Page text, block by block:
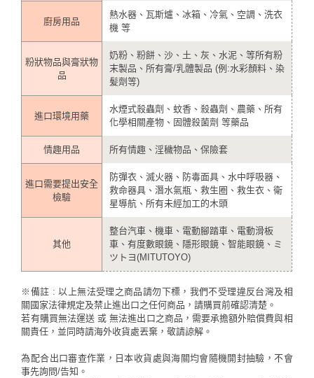
廚房用品
熱水器、瓦斯爐、冰箱、冷氣、空調、洗衣
機 等
粉狀物品與膏狀物
品
奶粉、粉餅、沙、土、灰、水泥、等所有粉
末製品、所有膏/乳體製品 (例:水彩顏料、染
髪劑等)
進口環境用藥
水煙式殺蟲劑、蚊香、殺蟲劑、農藥、所有
化學相關產物、固體殺菌劑 等藥品
情趣用品 所有情趣、淫穢物品、保險套
進口需要提出安全
檢驗
防彈衣、滅火器、防毒面具、水中呼吸器、
救命器具、潛水氣瓶、救生圈、救生衣、衛
星導航、所有未經加工的木頭
其他
整台汽車、機車、電動腳踏車、電動滑板
車、有度數眼鏡、隱形眼鏡、智能眼鏡、ミ
ツトヨ(MITUTOYO)
※備註 : 以上無法受理之商品請勿下標，我們不受理違反台灣及相
關國家法律規定及禁止進出口之任何商品，請購買前確認清楚。
若有購買無法運送 或 無法進出口之商品，需要承擔額外賠償費與相
關責任，並同時請海外收貨處丟棄，敬請諒解。
為配合出口審查作業，日本收貨處與海關均會隨機開封抽驗，不會
事先詢問/告知。